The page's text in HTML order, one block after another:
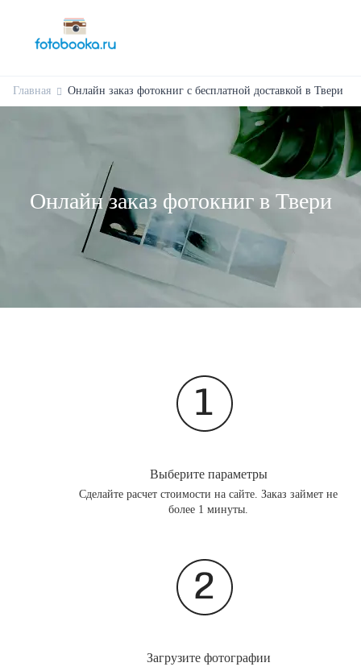
Главная Онлайн заказ фотокниг с бесплатной доставкой в Твери
Онлайн заказ фотокниг в Твери
Выберите параметры
Сделайте расчет стоимости на сайте. Заказ займет не
более 1 минуты.
Загрузите фотографии